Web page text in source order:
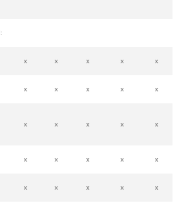
x x x x x
x x x x x
x x x x x
x x x x x
x x x x x